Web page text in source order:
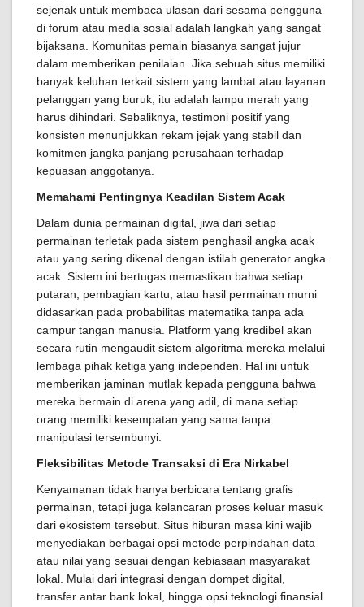
sejenak untuk membaca ulasan dari sesama pengguna
di forum atau media sosial adalah langkah yang sangat
bijaksana. Komunitas pemain biasanya sangat jujur
dalam memberikan penilaian. Jika sebuah situs memiliki
banyak keluhan terkait sistem yang lambat atau layanan
pelanggan yang buruk, itu adalah lampu merah yang
harus dihindari. Sebaliknya, testimoni positif yang
konsisten menunjukkan rekam jejak yang stabil dan
komitmen jangka panjang perusahaan terhadap
kepuasan anggotanya.
Memahami Pentingnya Keadilan Sistem Acak
Dalam dunia permainan digital, jiwa dari setiap
permainan terletak pada sistem penghasil angka acak
atau yang sering dikenal dengan istilah generator angka
acak. Sistem ini bertugas memastikan bahwa setiap
putaran, pembagian kartu, atau hasil permainan murni
didasarkan pada probabilitas matematika tanpa ada
campur tangan manusia. Platform yang kredibel akan
secara rutin mengaudit sistem algoritma mereka melalui
lembaga pihak ketiga yang independen. Hal ini untuk
memberikan jaminan mutlak kepada pengguna bahwa
mereka bermain di arena yang adil, di mana setiap
orang memiliki kesempatan yang sama tanpa
manipulasi tersembunyi.
Fleksibilitas Metode Transaksi di Era Nirkabel
Kenyamanan tidak hanya berbicara tentang grafis
permainan, tetapi juga kelancaran proses keluar masuk
dari ekosistem tersebut. Situs hiburan masa kini wajib
menyediakan berbagai opsi metode perpindahan data
atau nilai yang sesuai dengan kebiasaan masyarakat
lokal. Mulai dari integrasi dengan dompet digital,
transfer antar bank lokal, hingga opsi teknologi finansial